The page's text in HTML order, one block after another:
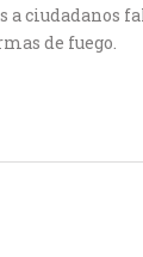
a ciudadanos
de fuego.